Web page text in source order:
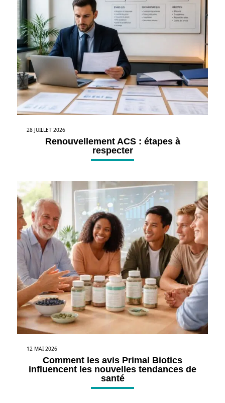
28 JUILLET 2026
Renouvellement ACS : étapes à
respecter
12 MAI 2026
Comment les avis Primal Biotics
influencent les nouvelles tendances de
santé